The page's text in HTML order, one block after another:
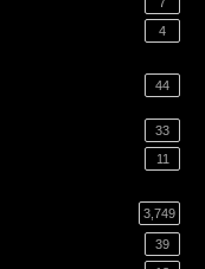
4
44
33
11
3,749
39